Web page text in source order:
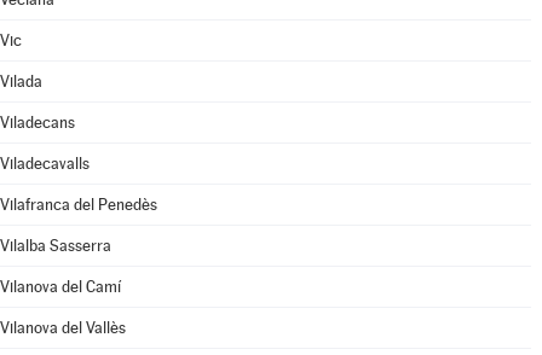
Vic
Vilada
Viladecans
Viladecavalls
Vilafranca del Penedès
Vilalba Sasserra
Vilanova del Camí
Vilanova del Vallès